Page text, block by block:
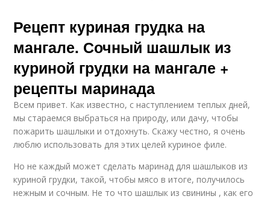
Рецепт куриная грудка на
мангале. Сочный шашлык из
куриной грудки на мангале +
рецепты маринада
Всем привет. Как известно, с наступлением теплых дней,
мы стараемся выбраться на природу, или дачу, чтобы
пожарить шашлыки и отдохнуть. Скажу честно, я очень
люблю использовать для этих целей куриное филе.
Но не каждый может сделать маринад для шашлыков из
куриной грудки, такой, чтобы мясо в итоге, получилось
нежным и сочным. Не то что шашлык из свинины , как его